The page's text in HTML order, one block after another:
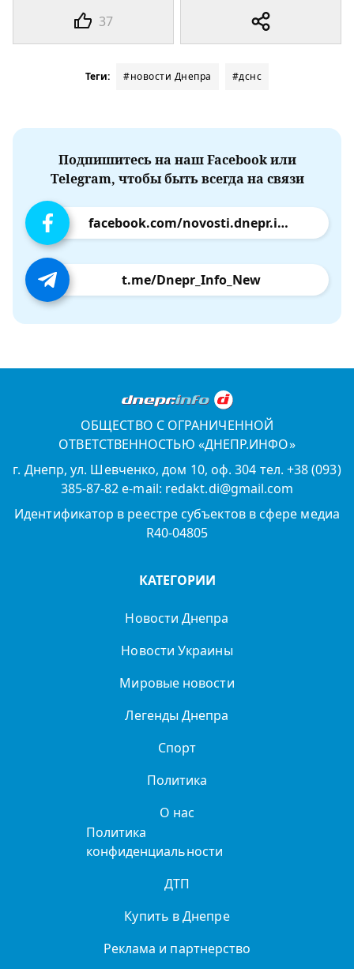
37
Теги: #новости Днепра #дснс
Подпишитесь на наш Facebook или
Telegram, чтобы быть всегда на связи
facebook.com/novosti.dnepr.info
t.me/Dnepr_Info_New
ОБЩЕСТВО С ОГРАНИЧЕННОЙ
ОТВЕТСТВЕННОСТЬЮ «ДНЕПР.ИНФО»
г. Днепр, ул. Шевченко, дом 10, оф. 304 тел. +38 (093)
385-87-82 e-mail: redakt.di@gmail.com
Идентификатор в реестре субъектов в сфере медиа
R40-04805
КАТЕГОРИИ
Новости Днепра
Новости Украины
Мировые новости
Легенды Днепра
Спорт
Политика
О нас
Политика
конфиденциальности
ДТП
Купить в Днепре
Реклама и партнерство